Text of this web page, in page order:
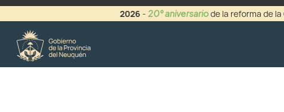
2026 - 20° aniversariode la reforma de la